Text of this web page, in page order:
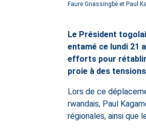
Faure Gnassingbé et Paul
Le Président
entamé ce lundi 21
efforts pour rétablir
proie à des
Lors de ce
rwandais, Paul
régionales, ainsi que